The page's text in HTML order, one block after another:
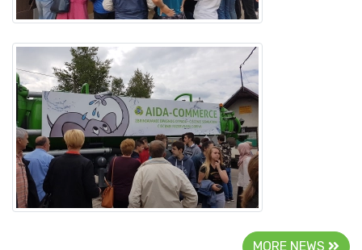
MORE NEWS